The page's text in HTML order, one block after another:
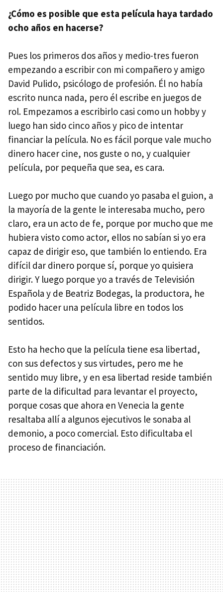
¿Cómo es posible que esta película haya tardado
ocho años en hacerse?
Pues los primeros dos años y medio-tres fueron
empezando a escribir con mi compañero y amigo
David Pulido, psicólogo de profesión. Él no había
escrito nunca nada, pero él escribe en juegos de
rol. Empezamos a escribirlo casi como un hobby y
luego han sido cinco años y pico de intentar
financiar la película. No es fácil porque vale mucho
dinero hacer cine, nos guste o no, y cualquier
película, por pequeña que sea, es cara.
Luego por mucho que cuando yo pasaba el guion, a
la mayoría de la gente le interesaba mucho, pero
claro, era un acto de fe, porque por mucho que me
hubiera visto como actor, ellos no sabían si yo era
capaz de dirigir eso, que también lo entiendo. Era
difícil dar dinero porque sí, porque yo quisiera
dirigir. Y luego porque yo a través de Televisión
Española y de Beatriz Bodegas, la productora, he
podido hacer una película libre en todos los
sentidos.
Esto ha hecho que la película tiene esa libertad,
con sus defectos y sus virtudes, pero me he
sentido muy libre, y en esa libertad reside también
parte de la dificultad para levantar el proyecto,
porque cosas que ahora en Venecia la gente
resaltaba allí a algunos ejecutivos le sonaba al
demonio, a poco comercial. Esto dificultaba el
proceso de financiación.